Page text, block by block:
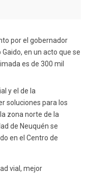
por el gobernador
en un acto que se
es de 300 mil
y el de la
soluciones para los
zona norte de la
de Neuquén se
en el Centro de
vial, mejor